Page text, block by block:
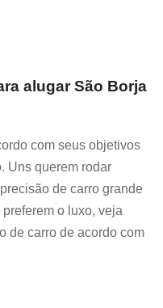
alugarSão Borja
com seus objetivos
Uns querem rodar
de carro grande
o luxo, veja
de carro de acordo com